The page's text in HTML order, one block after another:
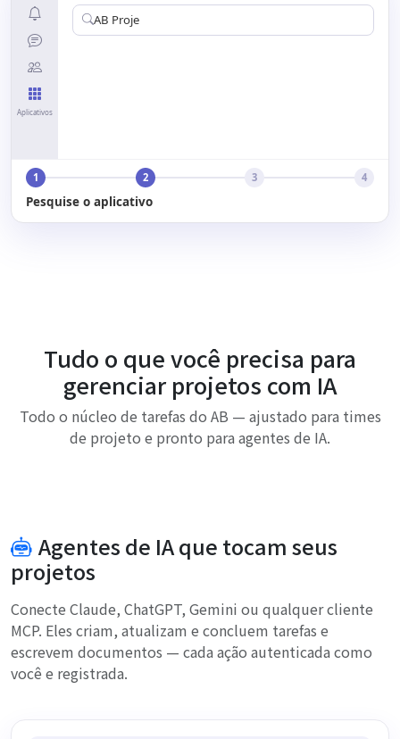
Aplicativos
AB Projects
1 2 3 4
Pesquise o aplicativo
Tudo o que você precisa para
gerenciar projetos com IA
Todo o núcleo de tarefas do AB — ajustado para times
de projeto e pronto para agentes de IA.
Agentes de IA que tocam seus
projetos
Conecte Claude, ChatGPT, Gemini ou qualquer cliente
MCP. Eles criam, atualizam e concluem tarefas e
escrevem documentos — cada ação autenticada como
você e registrada.